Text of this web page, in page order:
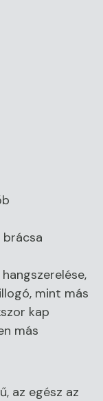
brácsa
mint más
kap
más
az egész az